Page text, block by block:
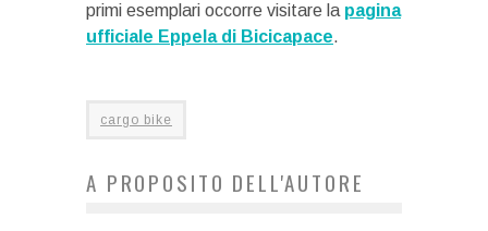
primi esemplari occorre visitare la pagina
ufficiale Eppela di Bicicapace.
cargo bike
A PROPOSITO DELL'AUTORE